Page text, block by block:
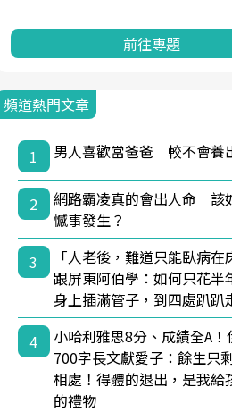
前往專題
頻道熱門文章
1 男人喜歡當爸爸 較不會養
2
網路霸凌真的會出人命 該
憾事發生？
3
「人老後，難道只能臥病在
跟屏東阿伯學：如何只花半
身上插滿管子，到四處趴趴
4
小哈利雅思8分、成績全A！
700字長文獻愛子：餘生只
相處！得體的退出，是我給
的禮物